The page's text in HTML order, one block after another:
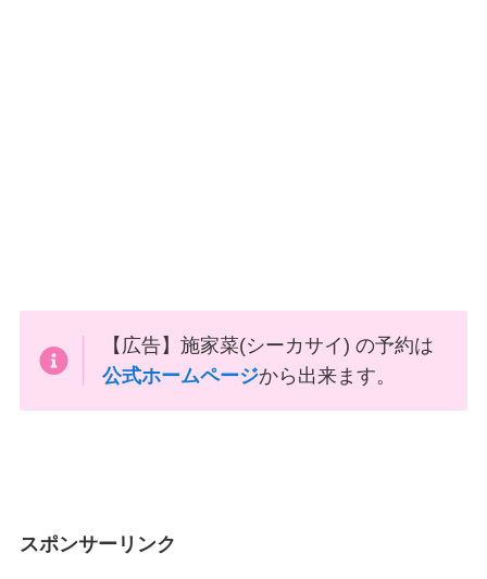
【広告】施家菜(シーカサイ) の予約は
公式ホームページから出来ます。
スポンサーリンク